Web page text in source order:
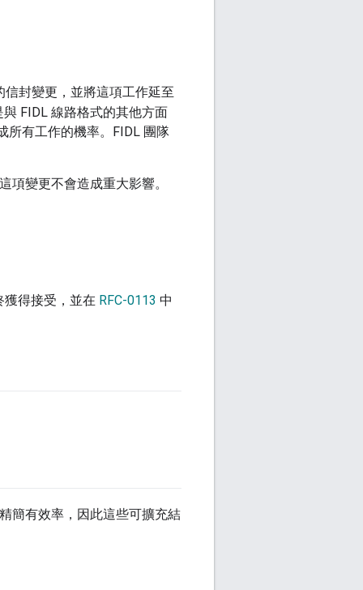
封變更，並將這項工作延至
FIDL 線路格式的其他方面
所有工作的機率。FIDL 團隊
項變更不會造成重大影響。
得接受，並在 RFC-0113 中
簡有效率，因此這些可擴充結